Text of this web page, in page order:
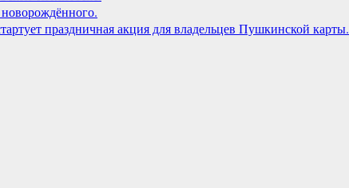
праздничная акция для владельцев Пушкинской карты.